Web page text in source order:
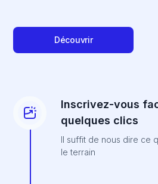
Découvrir
Inscrivez-vous
quelques clics
Il suffit de nous dire ce
le terrain